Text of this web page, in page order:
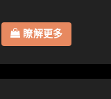
瞭解更多